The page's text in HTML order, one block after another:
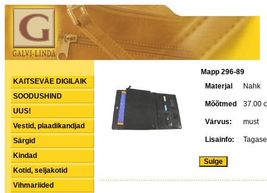
KAITSEVÄE DIGILAIK
SOODUSHIND
UUS!
Vestid, plaadikandjad
Särgid
Kindad
Kotid, seljakotid
Vihmariided
Mapp 296-89
Materjal
Nahk
Mõõtmed 37.00
Värvus: must
Lisainfo: